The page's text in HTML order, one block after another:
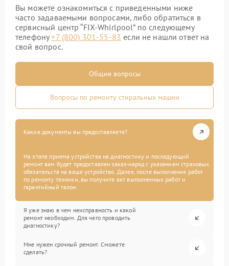
Вы можете ознакомиться с приведенными ниже
часто задаваемыми вопросами, либо обратиться в
сервисный центр “FIX-Whirlpool” по следующему
телефону+7 (800) 301-55-83 если не нашли ответ на
свой вопрос.
Общие вопросы
Вопросы по ремонту стиральных машин
Какие документы вы предоставляете?
На этапе приема устройства на диагностику и последующий
ремонт вам будет предоставлен заказ-наряд с указанием страховых
обязательств на ваше устройство. Далее, после выполнения работ
по ремонту техники, вы получите акт выполненных работ и
гарантийный талон.
Я уже знаю в чем неисправность и какой
ремонт необходим. Для чего проводить
диагностику?
Мне нужен срочный ремонт. Сможете
сделать?